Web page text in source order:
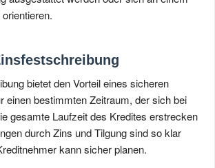
bietet den Vorteil eines sicheren
einen bestimmten Zeitraum, der sich bei
gesamte Laufzeit des Kredites erstrecken
durch Zins und Tilgung sind so klar
kann sicher planen.